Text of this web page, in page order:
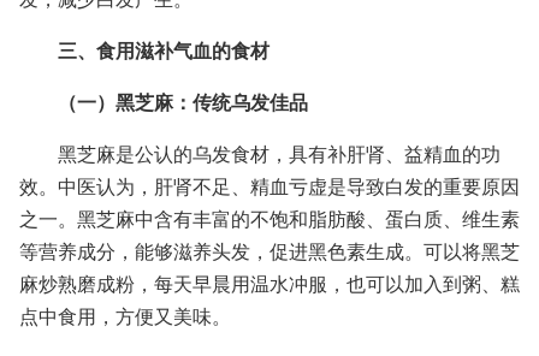
三、食用滋补气血的食材
（一）黑芝麻：传统乌发佳品
黑芝麻是公认的乌发食材，具有补肝肾、益精血的功
效。中医认为，肝肾不足、精血亏虚是导致白发的重要原因
之一。黑芝麻中含有丰富的不饱和脂肪酸、蛋白质、维生素
等营养成分，能够滋养头发，促进黑色素生成。可以将黑芝
麻炒熟磨成粉，每天早晨用温水冲服，也可以加入到粥、糕
点中食用，方便又美味。